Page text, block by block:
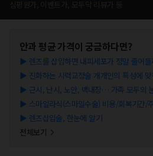
안과 평균 가격이 궁금하다면?
▶ 렌즈를 삽입하면 내피세포가 정말 줄어들
▶ 진화하는 시력교정술 개개인의 특성에
▶ 근시, 난시, 노안, 백내장… 가족 모두의
▶ 스마일라식(스마일수술) 비용/회복기간/
▶ 렌즈삽입술, 한눈에 알기
전체보기